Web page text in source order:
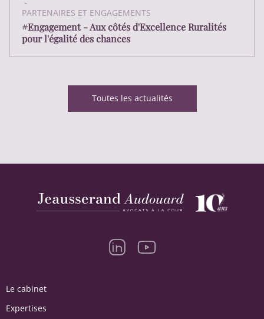
PARTENAIRES ET ENGAGEMENTS
#Engagement - Aux côtés d'Excellence Ruralités
pour l'égalité des chances
Toutes les actualités
Le cabinet
Expertises